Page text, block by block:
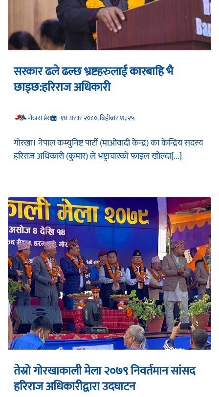
सरकार ढले ढल्छ भ्रष्टहरुलाई कारबाहि भै
छाड्छ:हरिराज अधिकारी
प‍ोखरा प्रेस १४ असार २०८०, बिहीबार १६:२५
गोरखा। नेपाल कम्युनिष्ट पार्टी (माओवादी केन्द्र) का केन्द्रिय सदस्य
हरिराज अधिकारी (कुमार) ले भष्ट्राचारको फाइल खोल्दा[...]
तेस्रो गोरखाकाली मेला २०७९ निवर्तमान सांसद
हरिराज अधिकारीद्वारा उदघाटन